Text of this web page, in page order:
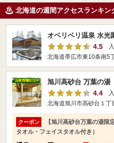
北海道の週間アクセスランキン
オベリベリ温泉 水光
4.5
北海道帯広市東10条南5
旭川高砂台 万葉の湯
4.4
北海道旭川市高砂台１丁
クーポン
【旭川高砂台万葉の湯限
タオル・フェイスタオル付き）